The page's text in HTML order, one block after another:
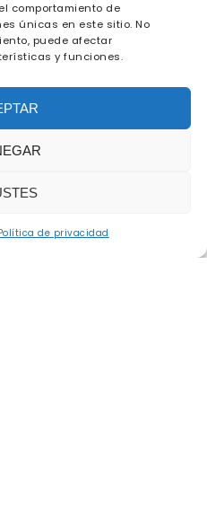
comportamiento de
únicas en este sitio. No
puede afectar
y funciones.
de privacidad